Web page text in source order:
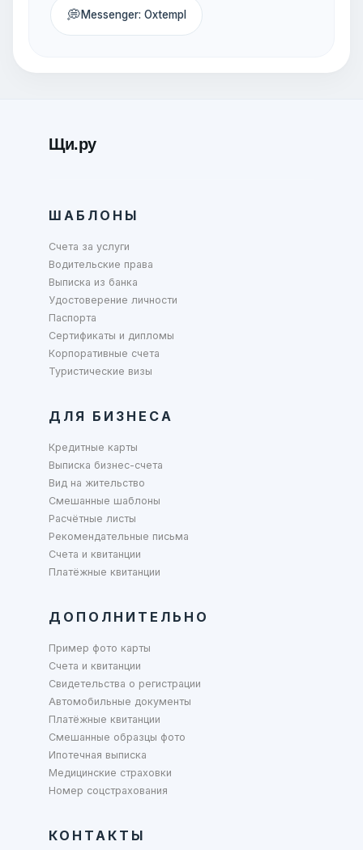
💭Messenger: Oxtempl
Щи.ру
ШАБЛОНЫ
Счета за услуги
Водительские права
Выписка из банка
Удостоверение личности
Паспорта
Сертификаты и дипломы
Корпоративные счета
Туристические визы
ДЛЯ БИЗНЕСА
Кредитные карты
Выписка бизнес-счета
Вид на жительство
Смешанные шаблоны
Расчётные листы
Рекомендательные письма
Счета и квитанции
Платёжные квитанции
ДОПОЛНИТЕЛЬНО
Пример фото карты
Счета и квитанции
Свидетельства о регистрации
Автомобильные документы
Платёжные квитанции
Смешанные образцы фото
Ипотечная выписка
Медицинские страховки
Номер соцстрахования
КОНТАКТЫ